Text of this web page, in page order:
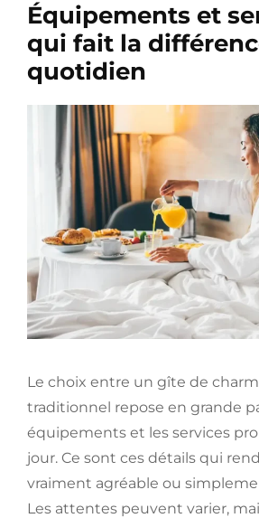
Équipements et
qui fait la
quotidien
Le choix entre un gîte de
traditionnel repose en grande
équipements et les services
jour. Ce sont ces détails qui
vraiment agréable ou
Les attentes peuvent varier,